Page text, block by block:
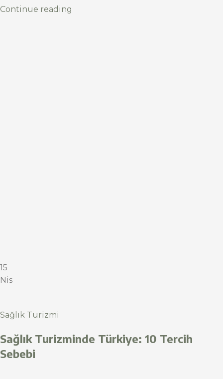
Continue reading
15
Nis
Sağlık Turizmi
Sağlık Turizminde Türkiye: 10 Tercih
Sebebi